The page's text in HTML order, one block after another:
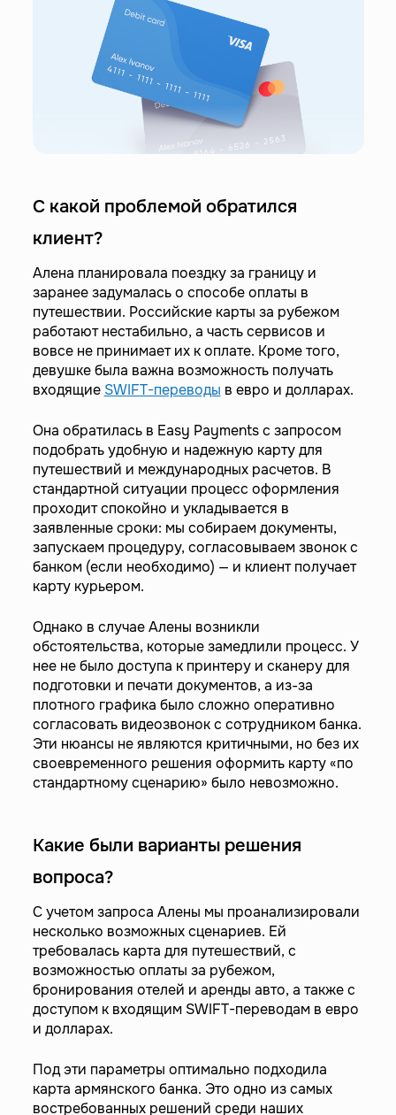
С какой проблемой обратился
клиент?
Алена планировала поездку за границу и
заранее задумалась о способе оплаты в
путешествии. Российские карты за рубежом
работают нестабильно, а часть сервисов и
вовсе не принимает их к оплате. Кроме того,
девушке была важна возможность получать
входящие SWIFT-переводы в евро и долларах.
Она обратилась в Easy Payments с запросом
подобрать удобную и надежную карту для
путешествий и международных расчетов. В
стандартной ситуации процесс оформления
проходит спокойно и укладывается в
заявленные сроки: мы собираем документы,
запускаем процедуру, согласовываем звонок с
банком (если необходимо) — и клиент получает
карту курьером.
Однако в случае Алены возникли
обстоятельства, которые замедлили процесс. У
нее не было доступа к принтеру и сканеру для
подготовки и печати документов, а из-за
плотного графика было сложно оперативно
согласовать видеозвонок с сотрудником банка.
Эти нюансы не являются критичными, но без их
своевременного решения оформить карту «по
стандартному сценарию» было невозможно.
Какие были варианты решения
вопроса?
С учетом запроса Алены мы проанализировали
несколько возможных сценариев. Ей
требовалась карта для путешествий, с
возможностью оплаты за рубежом,
бронирования отелей и аренды авто, а также с
доступом к входящим SWIFT-переводам в евро
и долларах.
Под эти параметры оптимально подходила
карта армянского банка. Это одно из самых
востребованных решений среди наших